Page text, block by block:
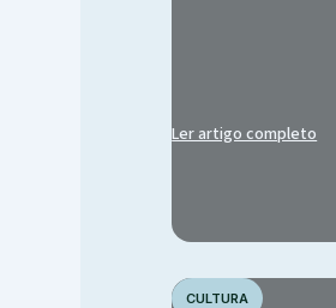
Ler artigo completo
CULTURA